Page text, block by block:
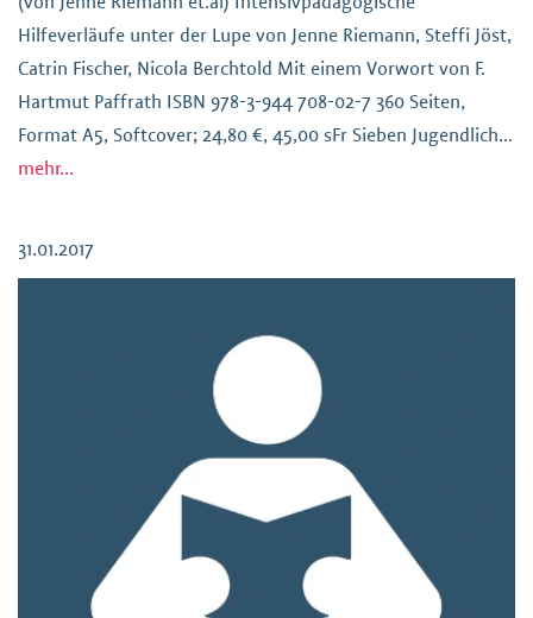
Hilfeverläufe unter der Lupe von Jenne Riemann, Steffi Jöst,
Catrin Fischer, Nicola Berchtold Mit einem Vorwort von F.
Hartmut Paffrath ISBN 978-3-944 708-02-7 360 Seiten,
Format A5, Softcover; 24,80 €, 45,00 sFr Sieben Jugendliche
mit traumatischen biographischen Erfahrungen, sieben
mehr...
31.01.2017